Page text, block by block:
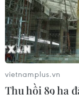
CƠ QUAN CHỦ QUẢN:
Tổng Biên tập:
Phó Tổng Biên
THỦY
Sở hữu trí tuệ
vietnamplus.vn
Thu hồi 89 ha